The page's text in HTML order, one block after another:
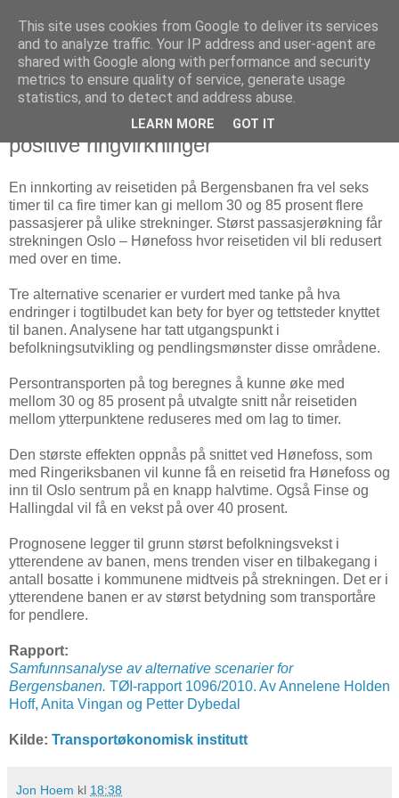
Arkitektur & Miljøteknologi
12 oktober 2010
Innkorting av Bergensbanen vil gi
positive ringvirkninger
En innkorting av reisetiden på Bergensbanen fra vel seks
timer til ca fire timer kan gi mellom 30 og 85 prosent flere
passasjerer på ulike strekninger. Størst passasjerøkning får
strekningen Oslo – Hønefoss hvor reisetiden vil bli redusert
med over en time.
Tre alternative scenarier er vurdert med tanke på hva
endringer i togtilbudet kan bety for byer og tettsteder knyttet
til banen. Analysene har tatt utgangspunkt i
befolkningsutvikling og pendlingsmønster disse områdene.
Persontransporten på tog beregnes å kunne øke med
mellom 30 og 85 prosent på utvalgte snitt når reisetiden
mellom ytterpunktene reduseres med om lag to timer.
Den største effekten oppnås på snittet ved Hønefoss, som
med Ringeriksbanen vil kunne få en reisetid fra Hønefoss og
inn til Oslo sentrum på en knapp halvtime. Også Finse og
Hallingdal vil få en vekst på over 40 prosent.
Prognosene legger til grunn størst befolkningsvekst i
ytterendene av banen, mens trenden viser en tilbakegang i
antall bosatte i kommunene midtveis på strekningen. Det er i
ytterendene banen er av størst betydning som transportåre
for pendlere.
Rapport:
Samfunnsanalyse av alternative scenarier for
Bergensbanen. TØI-rapport 1096/2010. Av Annelene Holden
Hoff, Anita Vingan og Petter Dybedal
Kilde: Transportøkonomisk institutt
Jon Hoem kl 18:38
This site uses cookies from Google to deliver its services
and to analyze traffic. Your IP address and user-agent are
shared with Google along with performance and security
metrics to ensure quality of service, generate usage
statistics, and to detect and address abuse.
LEARN MORE GOT IT